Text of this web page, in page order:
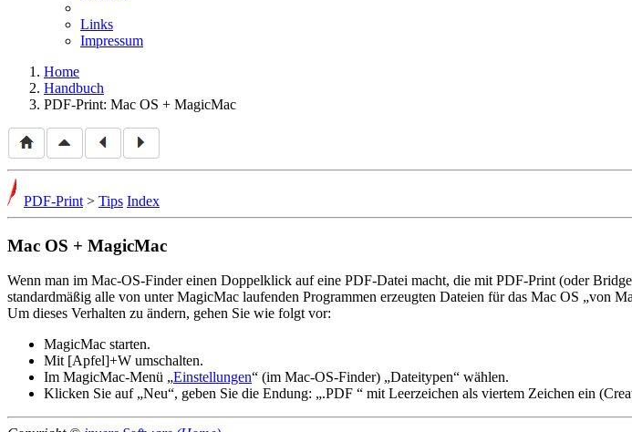
Links
Impressum
Home
Handbuch
PDF-Print: Mac OS + MagicMac
PDF-Print > Tips Index
Mac OS + MagicMac
Wenn man im Mac-OS-Finder einen Doppelklick auf eine PDF-Datei macht, die mit PDF-Print (oder
standardmäßig alle von unter MagicMac laufenden Programmen erzeugten Dateien für das Mac OS
von
Um dieses Verhalten zu ändern, gehen Sie wie folgt vor:
MagicMac starten.
Mit [Apfel]+W umschalten.
Im MagicMac-Menü
Einstellungen (im Mac-OS-Finder) Dateitypen
wählen.
Klicken Sie auf Neu , geben Sie die Endung: .PDF mit Leerzeichen als viertem Zeichen ein